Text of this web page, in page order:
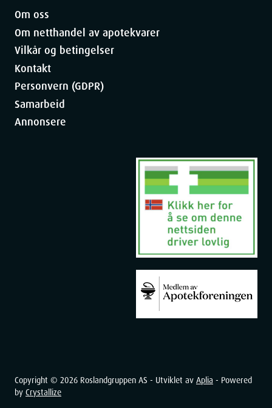
Om oss
Om netthandel av apotekvarer
Vilkår og betingelser
Kontakt
Personvern (GDPR)
Samarbeid
Annonsere
Copyright © 2026 Roslandgruppen AS - Utviklet av Aplia - Powered
by Crystallize